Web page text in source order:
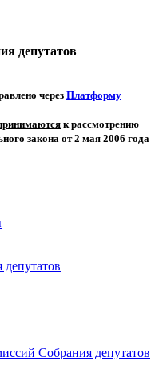
депутатов
через Платформу
к рассмотрению
закона от 2 мая 2006 года
депутатов
Собрания депутатов